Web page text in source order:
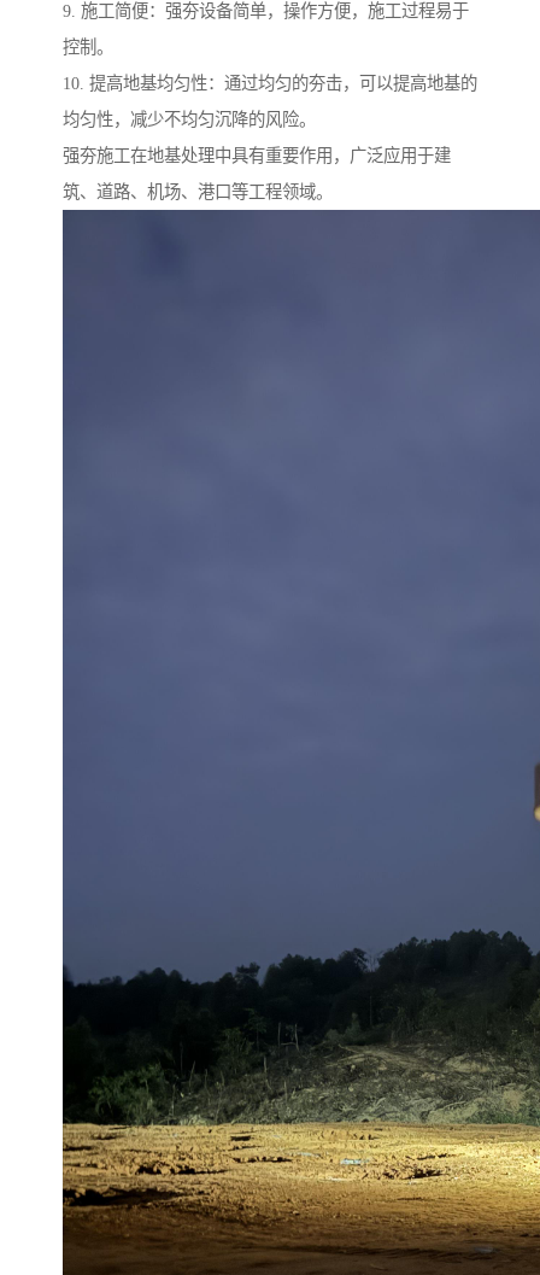
9. 施工简便：强夯设备简单，操作方便，施工过程易于
控制。
10. 提高地基均匀性：通过均匀的夯击，可以提高地基的
均匀性，减少不均匀沉降的风险。
强夯施工在地基处理中具有重要作用，广泛应用于建
筑、道路、机场、港口等工程领域。